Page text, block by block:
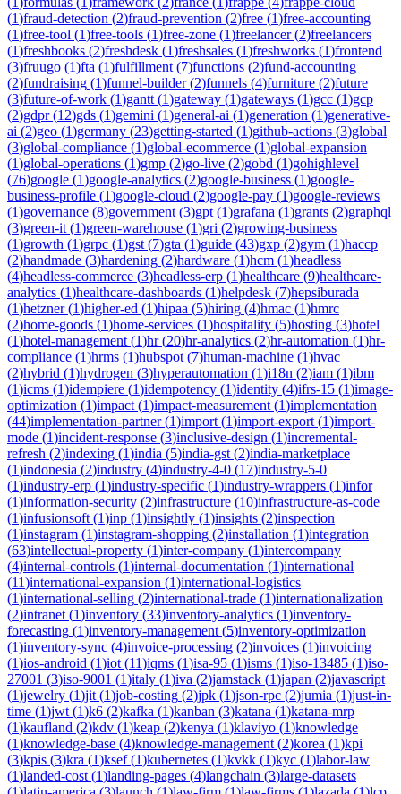
(1)fraud-detection (2)fraud-prevention (2)free (1)free-accounting
(1)free-tool (1)free-tools (1)free-zone (1)freelancer(2)freelancers
(1)freshbooks (2)freshdesk (1)freshsales (1)freshworks (1)frontend
(3)fruugo (1)fta (1)fulfillment (7)functions (2)fund-accounting
(2)fundraising (1)funnel-builder(2)funnels (4)furniture (2)future
(3)future-of-work (1)gantt (1)gateway (1)gateways (1)gcc (1)gcp
(2)gdpr(12)gds (1)gemini (1)general-ai (1)generation (1)generative-
ai (2)geo (1)germany (23)getting-started (1)github-actions (3)global
(3)global-compliance (1)global-ecommerce (1)global-expansion
(1)global-operations (1)gmp (2)go-live (2)gobd (1)gohighlevel
(76)google (1)google-analytics (2)google-business (1)google-
business-profile (1)google-cloud (2)google-pay (1)google-reviews
(1)governance (8)government (3)gpt (1)grafana (1)grants (2)graphql
(3)green-it (1)green-warehouse (1)gri (2)growing-business
(1)growth (1)grpc (1)gst (7)gta (1)guide (43)gxp (2)gym (1)haccp
(2)handmade (3)hardening (2)hardware (1)hcm (1)headless
(4)headless-commerce (3)headless-erp (1)healthcare (9)healthcare-
analytics (1)healthcare-dashboards (1)helpdesk (7)hepsiburada
(1)hetzner(1)higher-ed (1)hipaa (5)hiring (4)hmac (1)hmrc
(2)home-goods (1)home-services (1)hospitality (5)hosting (3)hotel
(1)hotel-management (1)hr(20)hr-analytics (2)hr-automation (1)hr-
compliance (1)hrms (1)hubspot (7)human-machine (1)hvac
(2)hybrid (1)hydrogen (3)hyperautomation (1)i18n (2)iam (1)ibm
(1)icms (1)idempiere (1)idempotency (1)identity (4)ifrs-15 (1)image-
optimization (1)impact (1)impact-measurement (1)implementation
(44)implementation-partner(1)import (1)import-export (1)import-
mode (1)incident-response (3)inclusive-design (1)incremental-
refresh (2)indexing (1)india (5)india-gst (2)india-marketplace
(1)indonesia (2)industry (4)industry-4-0 (17)industry-5-0
(1)industry-erp (1)industry-specific (1)industry-wrappers (1)infor
(1)information-security (2)infrastructure (10)infrastructure-as-code
(1)infusionsoft (1)inp (1)insightly (1)insights (2)inspection
(1)instagram (1)instagram-shopping (2)installation (1)integration
(63)intellectual-property (1)inter-company (1)intercompany
(4)internal-controls (1)internal-documentation (1)international
(11)international-expansion (1)international-logistics
(1)international-selling (2)international-trade (1)internationalization
(2)intranet (1)inventory (33)inventory-analytics (1)inventory-
forecasting (1)inventory-management (5)inventory-optimization
(1)inventory-sync (4)invoice-processing (2)invoices (1)invoicing
(1)ios-android (1)iot (11)iqms (1)isa-95 (1)isms (1)iso-13485 (1)iso-
27001 (3)iso-9001 (1)italy (1)iva (2)jamstack (1)japan (2)javascript
(1)jewelry (1)jit (1)job-costing (2)jpk (1)json-rpc (2)jumia (1)just-in-
time (1)jwt (1)k6 (2)kafka (1)kanban (3)katana (1)katana-mrp
(1)kaufland (2)kdv (1)keap (2)kenya (1)klaviyo (1)knowledge
(1)knowledge-base (4)knowledge-management (2)korea (1)kpi
(3)kpis (3)kra (1)ksef(1)kubernetes (1)kvkk (1)kyc (1)labor-law
(1)landed-cost (1)landing-pages (4)langchain (3)large-datasets